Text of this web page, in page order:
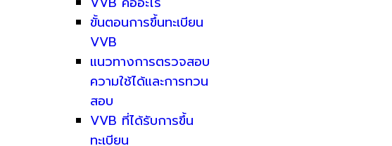
ขั้นตอนการขึ้นทะเบียน
VVB
แนวทางการตรวจสอบ
ความใช้ได้และการทวน
สอบ
VVB ที่ได้รับการขึ้น
ทะเบียน